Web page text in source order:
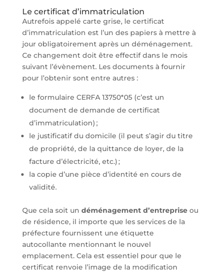
Le certificat d’immatriculation
Autrefois appelé carte grise, le certificat
d’immatriculation est l’un des papiers à mettre à
jour obligatoirement après un déménagement.
Ce changement doit être effectif dans le mois
suivant l’évènement. Les documents à fournir
pour l’obtenir sont entre autres :
le formulaire CERFA 13750*05 (c’est un
document de demande de certificat
d’immatriculation) ;
le justificatif du domicile (il peut s’agir du titre
de propriété, de la quittance de loyer, de la
facture d’électricité, etc.) ;
la copie d’une pièce d’identité en cours de
validité.
Que cela soit un déménagement d’entrepriseou
de résidence, il importe que les services de la
préfecture fournissent une étiquette
autocollante mentionnant le nouvel
emplacement. Cela est essentiel pour que le
certificat renvoie l’image de la modification